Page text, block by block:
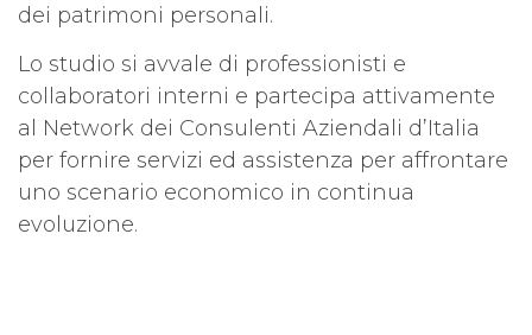
dei patrimoni personali.
Lo studio si avvale di professionisti e
collaboratori interni e partecipa attivamente
al Network dei Consulenti Aziendali d’Italia
per fornire servizi ed assistenza per affrontare
uno scenario economico in continua
evoluzione.